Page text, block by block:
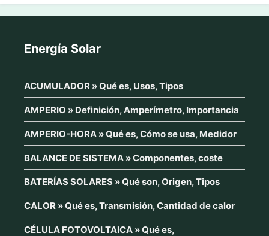
Energía Solar
ACUMULADOR » Qué es, Usos, Tipos
AMPERIO » Definición, Amperímetro, Importancia
AMPERIO-HORA » Qué es, Cómo se usa, Medidor
BALANCE DE SISTEMA » Componentes, coste
BATERÍAS SOLARES » Qué son, Origen, Tipos
CALOR » Qué es, Transmisión, Cantidad de calor
CÉLULA FOTOVOLTAICA » Qué es,